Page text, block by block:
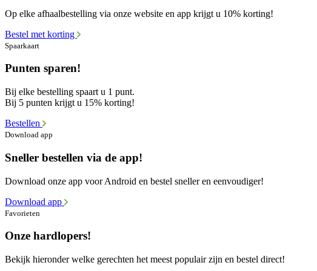
Op elke afhaalbestelling via onze website en app krijgt u 10% korting!
Bestel met korting
Spaarkaart
Punten sparen!
Bij elke bestelling spaart u 1 punt.
Bij 5 punten krijgt u 15% korting!
Bestellen
Download app
Sneller bestellen via de app!
Download onze app voor Android en bestel sneller en eenvoudiger!
Download app
Favorieten
Onze hardlopers!
Bekijk hieronder welke gerechten het meest populair zijn en bestel direct!